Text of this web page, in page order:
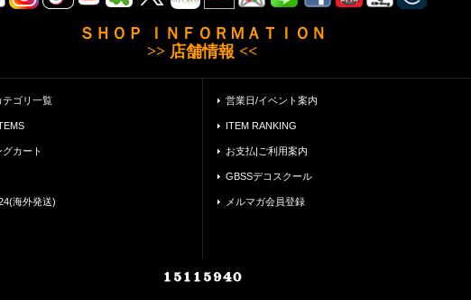
ＳＨＯＰ ＩＮＦＯＲＭＡＴＩＯＮ
>> 店舗情報 <<
ゴリ一覧
カート
海外発送)
営業日/イベント案内
ITEM RANKING
お支払|ご利用案内
GBSSデコスクール
メルマガ会員登録